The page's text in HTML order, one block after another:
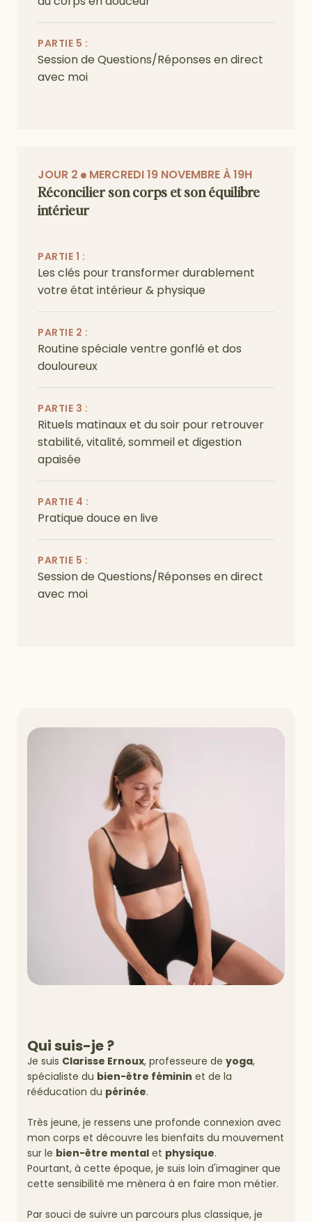
PARTIE 5 :
Session de Questions/Réponses en direct
avec moi
JOUR 2 MERCREDI 19 NOVEMBRE À 19H
Réconcilier son corps et son équilibre
intérieur
PARTIE 1 :
Les clés pour transformer durablement
votre état intérieur & physique
PARTIE 2 :
Routine spéciale ventre gonflé et dos
douloureux
PARTIE 3 :
Rituels matinaux et du soir pour retrouver
stabilité, vitalité, sommeil et digestion
apaisée
PARTIE 4 :
Pratique douce en live
PARTIE 5 :
Session de Questions/Réponses en direct
avec moi
Qui suis-je ?
Je suis Clarisse Ernoux, professeure de yoga,
spécialiste du bien-être féminin et de la
rééducation du périnée.
Très jeune, je ressens une profonde connexion avec
mon corps et découvre les bienfaits du mouvement
sur le bien-être mental et physique.
Pourtant, à cette époque, je suis loin d'imaginer que
cette sensibilité me mènera à en faire mon métier.
Par souci de suivre un parcours plus classique, je